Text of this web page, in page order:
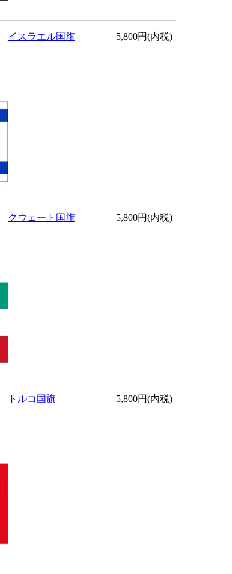
イスラエル国旗 5,800円(内税)
クウェート国旗 5,800円(内税)
トルコ国旗 5,800円(内税)